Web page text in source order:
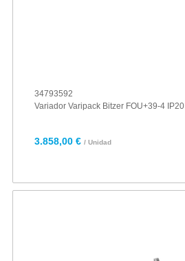
34793592
Variador Varipack Bitzer FOU+39-4 IP20
3.858,00 € / Unidad